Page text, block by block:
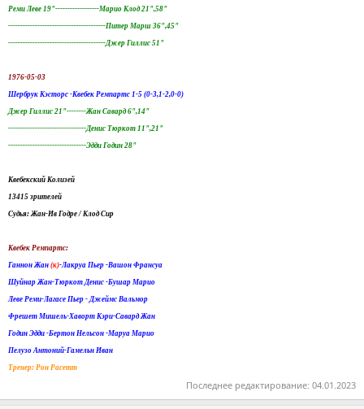
Реми Леве 19"------------------Марио Клод 21",58"
----------------------------------------Питер Марш 36",45"
----------------------------------------Джер Гиллис 51"
1976-05-03
Шербрук Кэсторс -Квебек Ремпартс 1-5 (0-3,1-2,0-0)
Джер Гиллис 21"--------Жан Савард 6",14"
--------------------------------Денис Тюркот 11",21"
--------------------------------Эдди Годин 28"
Квебекский Колизей
13415 зрителей
Судья: Жан-Ив Годре / Клод Сир
Квебек Ремпартс:
Ганнон Жан (к)-Лакруа Пьер -Вашон Франсуа
Шуйнар Жан-Тюркот Денис -Бушар Марио
Леве Реми-Лагасе Пьер - Джеймс Вальмор
Фрешет Мишель-Хаворт Кэри-Савард Жан
Годин Эдди -Бертон Нельсон -Маруа Марио
Пелузо Антоний-Гамельн Иван
Тренер: Рон Расетт
Последнее редактирование: 04.01.2023